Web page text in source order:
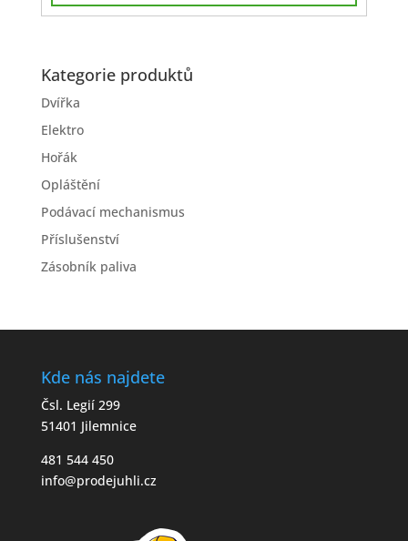
Kategorie produktů
Dvířka
Elektro
Hořák
Opláštění
Podávací mechanismus
Příslušenství
Zásobník paliva
Kde nás najdete
Čsl. Legií 299
51401 Jilemnice
481 544 450
info@prodejuhli.cz